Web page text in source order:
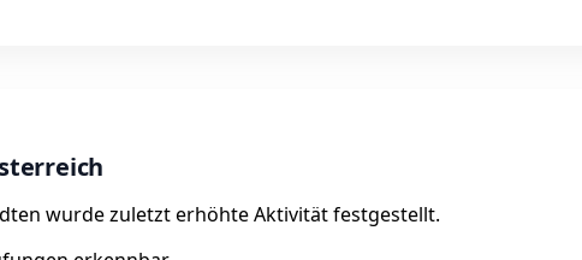
wurde zuletzt erhöhte Aktivität festgestellt.